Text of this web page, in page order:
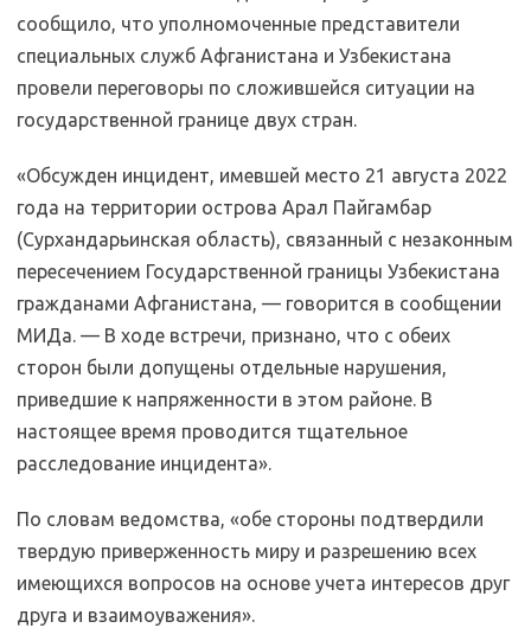
сообщило, что уполномоченные представители
специальных служб Афганистана и Узбекистана
провели переговоры по сложившейся ситуации на
государственной границе двух стран.
«Обсужден инцидент, имевшей место 21 августа 2022
года на территории острова Арал Пайгамбар
(Сурхандарьинская область), связанный с незаконным
пересечением Государственной границы Узбекистана
гражданами Афганистана, — говорится в сообщении
МИДа. — В ходе встречи, признано, что с обеих
сторон были допущены отдельные нарушения,
приведшие к напряженности в этом районе. В
настоящее время проводится тщательное
расследование инцидента».
По словам ведомства, «обе стороны подтвердили
твердую приверженность миру и разрешению всех
имеющихся вопросов на основе учета интересов друг
друга и взаимоуважения».